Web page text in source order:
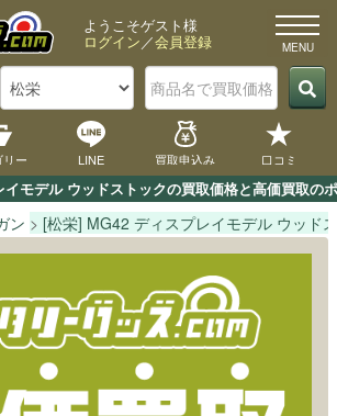
モデル ウッドストックの買取価格と高価買取
ようこそゲスト様
ログイン／会員登録
リー LINE 買取申込み 口コミ
ン [松栄] MG42 ディスプレイモデル ウッド